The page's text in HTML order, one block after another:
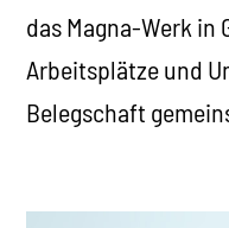
das Magna-Werk in
Arbeitsplätze und
Belegschaft